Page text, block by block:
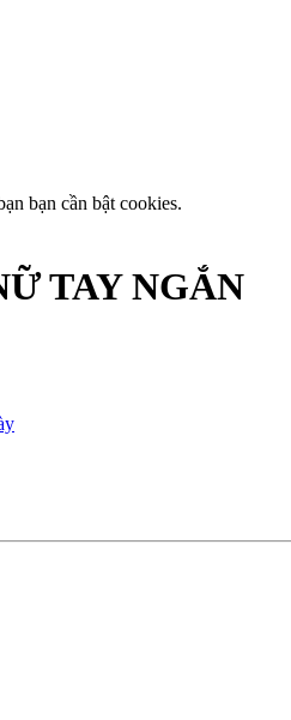
bạn cần bật cookies.
TAY NGẮN